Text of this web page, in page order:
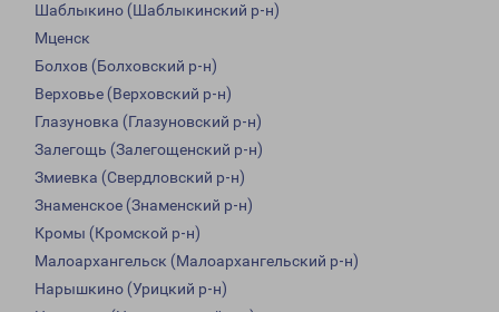
Шаблыкино (Шаблыкинский р-н)
Мценск
Болхов (Болховский р-н)
Верховье (Верховский р-н)
Глазуновка (Глазуновский р-н)
Залегощь (Залегощенский р-н)
Змиевка (Свердловский р-н)
Знаменское (Знаменский р-н)
Кромы (Кромской р-н)
Малоархангельск (Малоархангельский р-н)
Нарышкино (Урицкий р-н)